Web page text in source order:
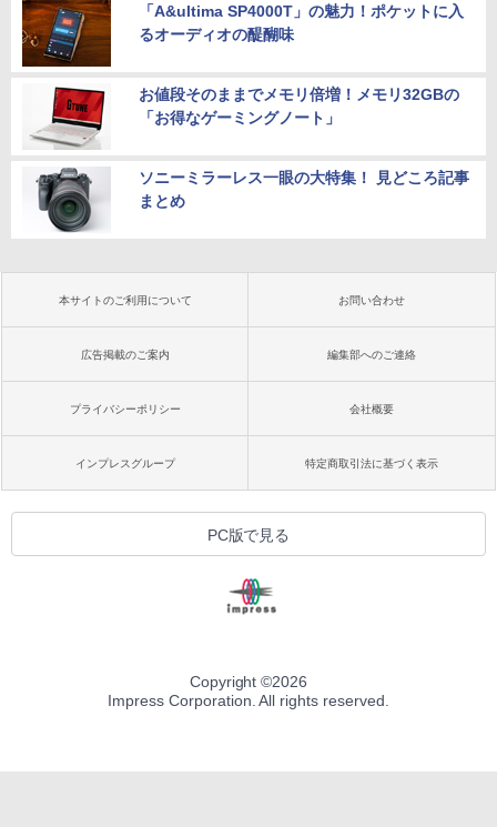
「A&ultima SP4000T」の魅力！ポケットに入
るオーディオの醍醐味
お値段そのままでメモリ倍増！メモリ32GBの
「お得なゲーミングノート」
ソニーミラーレス一眼の大特集！ 見どころ記事
まとめ
本サイトのご利用について お問い合わせ
広告掲載のご案内 編集部へのご連絡
プライバシーポリシー 会社概要
インプレスグループ 特定商取引法に基づく表示
PC版で見る
Copyright ©2026
Impress Corporation. All rights reserved.